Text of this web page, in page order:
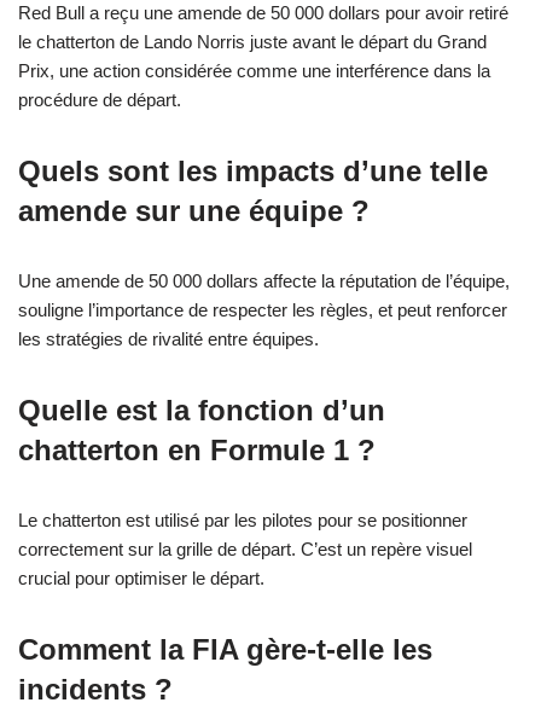
Red Bull a reçu une amende de 50 000 dollars pour avoir retiré
le chatterton de Lando Norris juste avant le départ du Grand
Prix, une action considérée comme une interférence dans la
procédure de départ.
Quels sont les impacts d’une telle
amende sur une équipe ?
Une amende de 50 000 dollars affecte la réputation de l’équipe,
souligne l’importance de respecter les règles, et peut renforcer
les stratégies de rivalité entre équipes.
Quelle est la fonction d’un
chatterton en Formule 1 ?
Le chatterton est utilisé par les pilotes pour se positionner
correctement sur la grille de départ. C’est un repère visuel
crucial pour optimiser le départ.
Comment la FIA gère-t-elle les
incidents ?